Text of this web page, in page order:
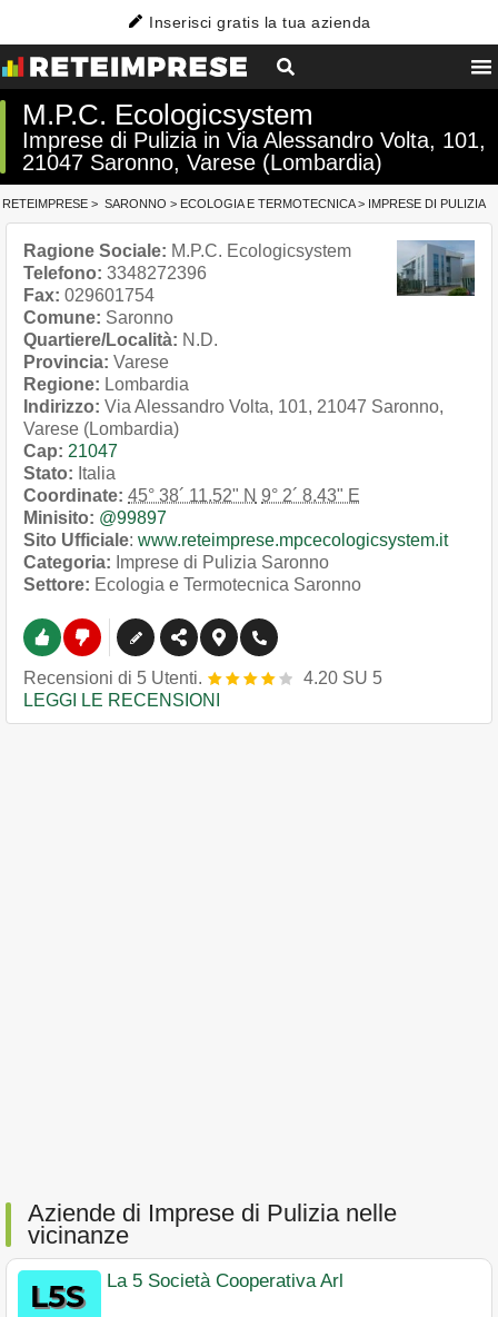
Inserisci gratis la tua azienda
M.P.C. Ecologicsystem
Imprese di Pulizia in Via Alessandro Volta, 101,
21047 Saronno, Varese (Lombardia)
RETEIMPRESE > SARONNO > ECOLOGIA E TERMOTECNICA> IMPRESE DI PULIZIA
Ragione Sociale: M.P.C. Ecologicsystem
Telefono: 3348272396
Fax: 029601754
Comune: Saronno
Quartiere/Località: N.D.
Provincia: Varese
Regione: Lombardia
Indirizzo: Via Alessandro Volta, 101, 21047 Saronno,
Varese (Lombardia)
Cap: 21047
Stato: Italia
Coordinate: 45° 38´ 11.52" N 9° 2´ 8.43" E
Minisito: @99897
Sito Ufficiale: www.reteimprese.mpcecologicsystem.it
Categoria: Imprese di Pulizia Saronno
Settore: Ecologia e Termotecnica Saronno
Recensioni di 5 Utenti. 4.20 SU 5
LEGGI LE RECENSIONI
Aziende di Imprese di Pulizia nelle
vicinanze
La 5 Società Cooperativa Arl